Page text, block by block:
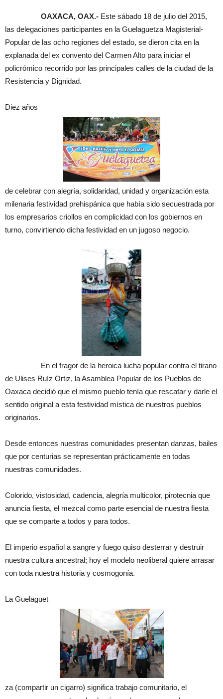
OAXACA, OAX.- Este sábado 18 de julio del 2015,
las delegaciones participantes en la Guelaguetza Magisterial-
Popular de las ocho regiones del estado, se dieron cita en la
explanada del ex convento del Carmen Alto para iniciar el
policrómico recorrido por las principales calles de la ciudad de la
Resistencia y Dignidad.
Diez años
de celebrar con alegría, solidaridad, unidad y organización esta
milenaria festividad prehispánica que había sido secuestrada por
los empresarios criollos en complicidad con los gobiernos en
turno, convirtiendo dicha festividad en un jugoso negocio.
En el fragor de la heroica lucha popular contra el tirano
de Ulises Ruíz Ortiz, la Asamblea Popular de los Pueblos de
Oaxaca decidió que el mismo pueblo tenía que rescatar y darle el
sentido original a esta festividad mística de nuestros pueblos
originarios.
Desde entonces nuestras comunidades presentan danzas, bailes
que por centurias se representan prácticamente en todas
nuestras comunidades.
Colorido, vistosidad, cadencia, alegría multicolor, pirotecnia que
anuncia fiesta, el mezcal como parte esencial de nuestra fiesta
que se comparte a todos y para todos.
El imperio español a sangre y fuego quiso desterrar y destruir
nuestra cultura ancestral; hoy el modelo neoliberal quiere arrasar
con toda nuestra historia y cosmogonía.
La Guelaguet
za (compartir un cigarro) significa trabajo comunitario, el